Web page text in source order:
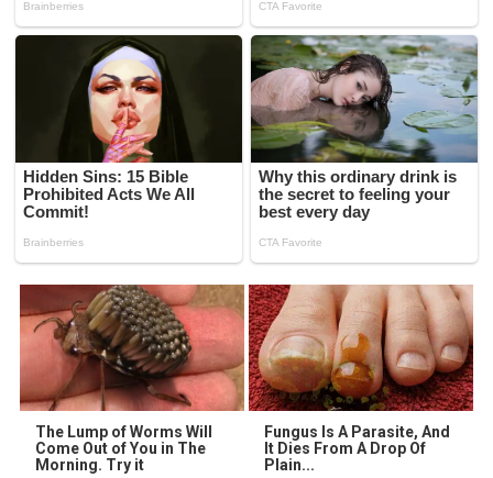
The Lump of Worms Will
Come Out of You in The
Morning. Try it
Fungus Is A Parasite, And
It Dies From A Drop Of
Plain...